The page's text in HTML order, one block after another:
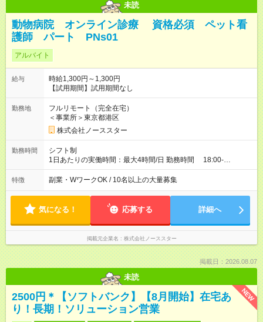
未読
動物病院 オンライン診療 資格必須 ペット看
護師 パート PNs01
アルバイト
給与
時給1,300円～1,300円
【試用期間】試用期間なし
勤務地
フルリモート（完全在宅）
＜事業所＞東京都港区
株式会社ノーススター
勤務時間
シフト制
1日あたりの実働時間：最大4時間/日 勤務時間 18:00-
22:00（固定） 週3日以上
特徴 副業・WワークOK / 10名以上の大量募集
気になる！ 応募する 詳細へ
掲載元企業名 株式会社ノーススター
掲載日：2026.08.07
未読
NEW
2500円＊【ソフトバンク】【8月開始】在宅あ
り！長期！ソリューション営業